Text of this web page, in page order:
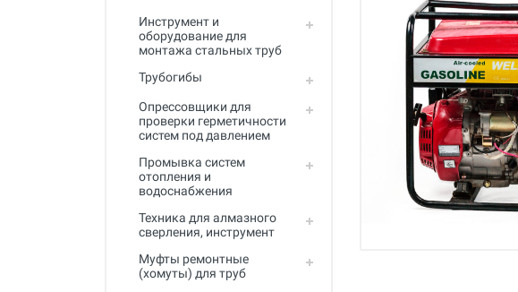
Промывка систем отопления и
водоснабжения
сверления, инструмент
Муфты ремонтные (хомуты) для
Гидродинамические машины
для промывки труб
Машины и инструмент для
Ручной инструмент
Инструмент и
оборудование для
монтажа стальных труб
Трубогибы
Опрессовщики для
проверки герметичности
систем под давлением
Промывка систем
отопления и
водоснабжения
Техника для алмазного
сверления, инструмент
Муфты ремонтные
(хомуты) для труб